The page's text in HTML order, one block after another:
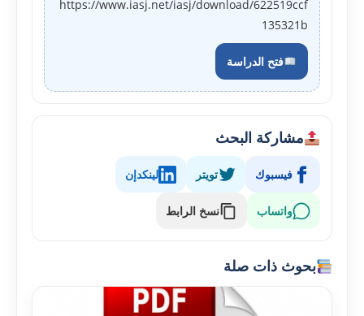
https://www.iasj.net/iasj/download/622519ccf
135321b
فتح الدراسة
مشاركة البحث
فيسبوك تويتر لينكدإن
واتساب نسخ الرابط
بحوث ذات صلة